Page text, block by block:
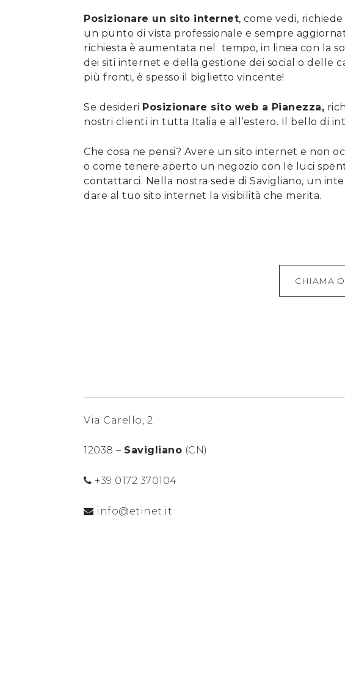
Posizionare un sito internet, come vedi,
un punto di vista professionale e sempre
richiesta è aumentata nel tempo, in linea con la
dei siti internet e della gestione dei social o delle
più fronti, è spesso il biglietto vincente!
Se desideri Posizionare sito web a Pianezza,
nostri clienti in tutta Italia e all’estero. Il bello di
Che cosa ne pensi? Avere un sito internet e non
o come tenere aperto un negozio con le luci
contattarci. Nella nostra sede di Savigliano, un
dare al tuo sito internet la visibilità che merita.
CHIAMA
Via Carello, 2
12038 – Savigliano (CN)
+39 0172 370104
info@etinet.it